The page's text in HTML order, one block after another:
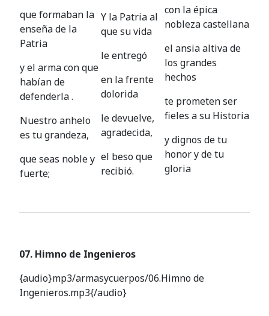
que formaban la
enseña de la
Patria
y el arma con que
habían de
defenderla .
Nuestro anhelo
es tu grandeza,
que seas noble y
fuerte;
Y la Patria al
que su vida
le entregó
en la frente
dolorida
le devuelve,
agradecida,
el beso que
recibió.
con la épica
nobleza castellana
el ansia altiva de
los grandes
hechos
te prometen ser
fieles a su Historia
y dignos de tu
honor y de tu
gloria
07. Himno de Ingenieros
{audio}mp3/armasycuerpos/06.Himno de
Ingenieros.mp3{/audio}